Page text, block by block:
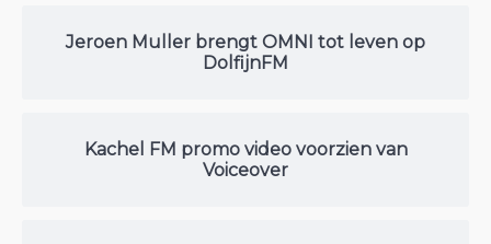
Jeroen Muller brengt OMNI tot leven op
DolfijnFM
Kachel FM promo video voorzien van
Voiceover